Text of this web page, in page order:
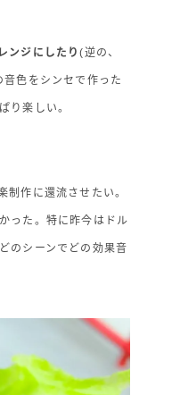
ンジにしたり(逆の、
色をシンセで作った
り楽しい。
作に還流させたい。
った。特に昨今はドル
のシーンでどの効果音